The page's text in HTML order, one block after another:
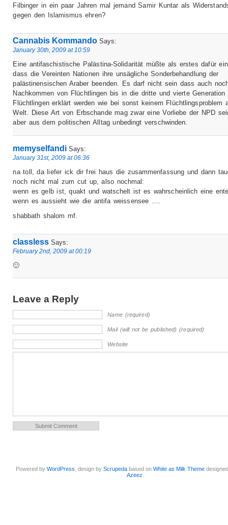
Filbinger in ein paar Jahren mal jemand Samir Kuntar als
gegen den Islamismus ehren?
Cannabis Kommando Says:
January 30th, 2009 at 10:59
Eine antifaschistische Palästina-Solidarität müßte als erstes dafür
dass die Vereinten Nationen ihre unsägliche Sonderbehandlung der
palästinensischen Araber beenden. Es darf nicht sein dass auch
Nachkommen von Flüchtlingen bis in die dritte und vierte Generation
Flüchtlingen erklärt werden wie bei sonst keinem Flüchtlingsproblem
Welt. Diese Art von Erbschande mag zwar eine Vorliebe der NPD
aber aus dem politischen Alltag unbedingt verschwinden.
memyselfandi Says:
January 31st, 2009 at 06:36
na toll, da liefer ick dir frei haus die zusammenfassung und dann
noch nicht mal zum cut up, also nochmal:
wenn es gelb ist, quakt und watschelt ist es wahrscheinlich eine
wenn es aussieht wie die antifa weissensee ….
shabbath shalom mf.
classless Says:
February 2nd, 2009 at 00:19
🙂
Leave a Reply
Name (required)
Mail (will not be published) (required)
Website
Powered byWordPress, design byScrupeda based onWhite as Milk Theme
Azeez.